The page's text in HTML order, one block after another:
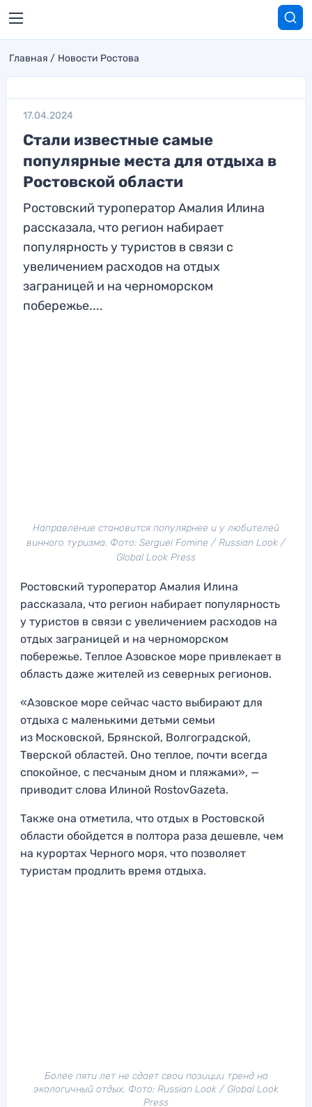
Главная Новости Ростова
17.04.2024
Стали известные самые
популярные места для отдыха в
Ростовской области
Ростовский туроператор Амалия Илина
рассказала, что регион набирает
популярность у туристов в связи с
увеличением расходов на отдых
заграницей и на черноморском
побережье....
Направление становится популярнее и у любителей
винного туризма. Фото: Serguei Fomine / Russian Look /
Global Look Press
Ростовский туроператор Амалия Илина
рассказала, что регион набирает популярность
у туристов в связи с увеличением расходов на
отдых заграницей и на черноморском
побережье. Теплое Азовское море привлекает в
область даже жителей из северных регионов.
«Азовское море сейчас часто выбирают для
отдыха с маленькими детьми семьи
из Московской, Брянской, Волгоградской,
Тверской областей. Оно теплое, почти всегда
спокойное, с песчаным дном и пляжами», —
приводит слова Илиной RostovGazeta.
Также она отметила, что отдых в Ростовской
области обойдется в полтора раза дешевле, чем
на курортах Черного моря, что позволяет
туристам продлить время отдыха.
Более пяти лет не сдает свои позиции тренд на
экологичный отдых. Фото: Russian Look / Global Look
Press